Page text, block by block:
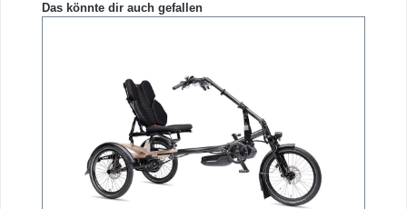
Produktgalerie überspringen
Das könnte dir auch gefallen